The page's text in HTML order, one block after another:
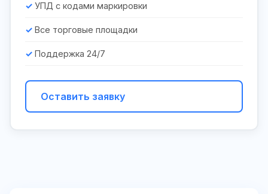
УПД с кодами маркировки
Все торговые площадки
Поддержка 24/7
Оставить заявку